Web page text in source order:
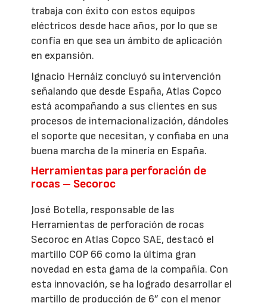
trabaja con éxito con estos equipos
eléctricos desde hace años, por lo que se
confía en que sea un ámbito de aplicación
en expansión.
Ignacio Hernáiz concluyó su intervención
señalando que desde España, Atlas Copco
está acompañando a sus clientes en sus
procesos de internacionalización, dándoles
el soporte que necesitan, y confiaba en una
buena marcha de la minería en España.
Herramientas para perforación de
rocas – Secoroc
José Botella, responsable de las
Herramientas de perforación de rocas
Secoroc en Atlas Copco SAE, destacó el
martillo COP 66 como la última gran
novedad en esta gama de la compañía. Con
esta innovación, se ha logrado desarrollar el
martillo de producción de 6” con el menor